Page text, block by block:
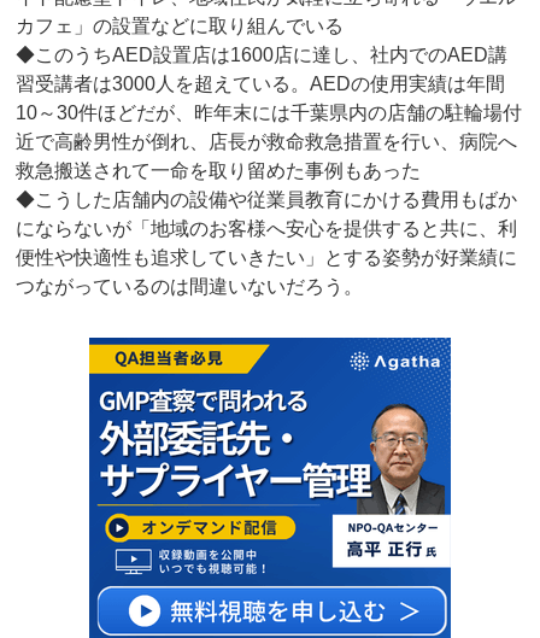
カフェ」の設置などに取り組んでいる
◆このうちAED設置店は1600店に達し、社内でのAED講
習受講者は3000人を超えている。AEDの使用実績は年間
10～30件ほどだが、昨年末には千葉県内の店舗の駐輪場付
近で高齢男性が倒れ、店長が救命救急措置を行い、病院へ
救急搬送されて一命を取り留めた事例もあった
◆こうした店舗内の設備や従業員教育にかける費用もばか
にならないが「地域のお客様へ安心を提供すると共に、利
便性や快適性も追求していきたい」とする姿勢が好業績に
つながっているのは間違いないだろう。